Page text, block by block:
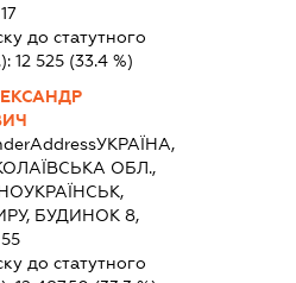
до статутного
12 525 (33.4 %)
УКРАЇНА,
ОБЛ.,
БУДИНОК 8,
до статутного